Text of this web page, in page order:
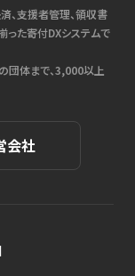
、支援者管理、領収書
った寄付DXシステムで
団体まで、3,000以上
会社